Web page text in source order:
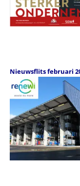
Nieuwsflits februari